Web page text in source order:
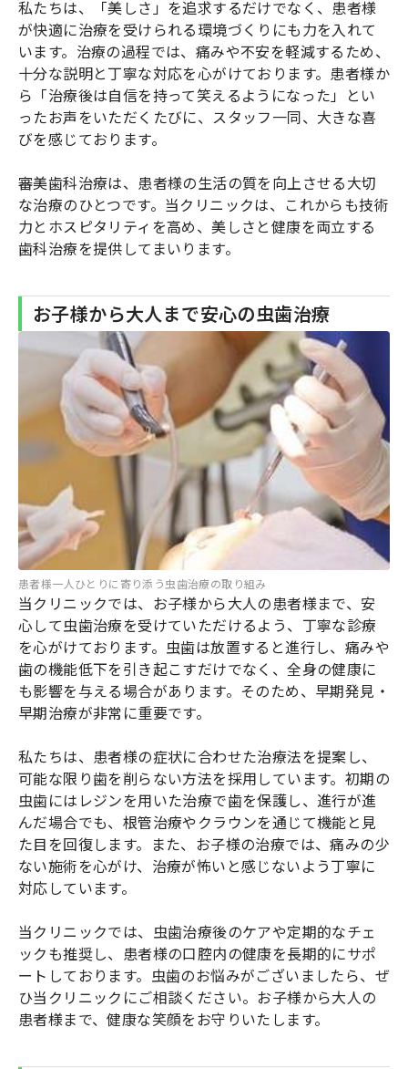
私たちは、「美しさ」を追求するだけでなく、患者様
が快適に治療を受けられる環境づくりにも力を入れて
います。治療の過程では、痛みや不安を軽減するため、
十分な説明と丁寧な対応を心がけております。患者様か
ら「治療後は自信を持って笑えるようになった」とい
ったお声をいただくたびに、スタッフ一同、大きな喜
びを感じております。
審美歯科治療は、患者様の生活の質を向上させる大切
な治療のひとつです。当クリニックは、これからも技術
力とホスピタリティを高め、美しさと健康を両立する
歯科治療を提供してまいります。
お子様から大人まで安心の虫歯治療
患者様一人ひとりに寄り添う虫歯治療の取り組み
当クリニックでは、お子様から大人の患者様まで、安
心して虫歯治療を受けていただけるよう、丁寧な診療
を心がけております。虫歯は放置すると進行し、痛みや
歯の機能低下を引き起こすだけでなく、全身の健康に
も影響を与える場合があります。そのため、早期発見・
早期治療が非常に重要です。
私たちは、患者様の症状に合わせた治療法を提案し、
可能な限り歯を削らない方法を採用しています。初期の
虫歯にはレジンを用いた治療で歯を保護し、進行が進
んだ場合でも、根管治療やクラウンを通じて機能と見
た目を回復します。また、お子様の治療では、痛みの少
ない施術を心がけ、治療が怖いと感じないよう丁寧に
対応しています。
当クリニックでは、虫歯治療後のケアや定期的なチェ
ックも推奨し、患者様の口腔内の健康を長期的にサポ
ートしております。虫歯のお悩みがございましたら、ぜ
ひ当クリニックにご相談ください。お子様から大人の
患者様まで、健康な笑顔をお守りいたします。